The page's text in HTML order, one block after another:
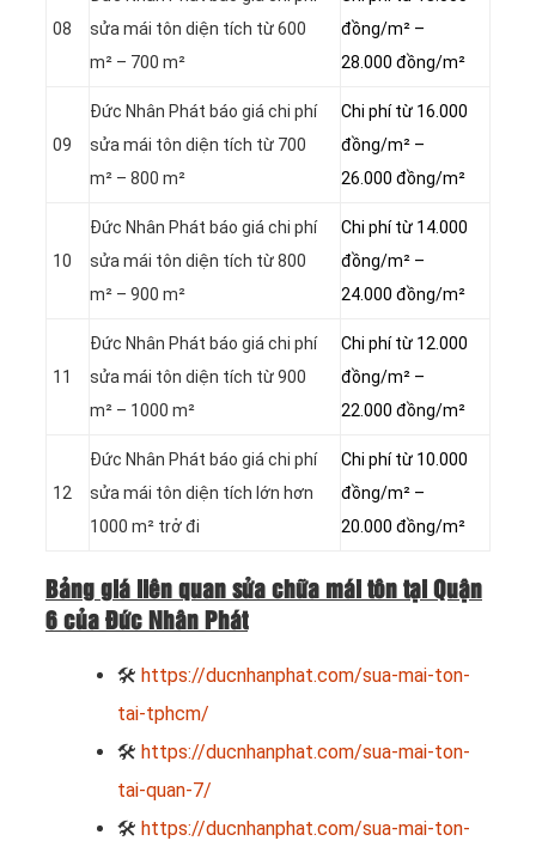
08
sửa mái tôn diện tích từ 600
m² – 700 m²
đồng/m² –
28.000 đồng/m²
09
Đức Nhân Phát báo giá chi phí
sửa mái tôn diện tích từ 700
m² – 800 m²
Chi phí từ 16.000
đồng/m² –
26.000 đồng/m²
10
Đức Nhân Phát báo giá chi phí
sửa mái tôn diện tích từ 800
m² – 900 m²
Chi phí từ 14.000
đồng/m² –
24.000 đồng/m²
11
Đức Nhân Phát báo giá chi phí
sửa mái tôn diện tích từ 900
m² – 1000 m²
Chi phí từ 12.000
đồng/m² –
22.000 đồng/m²
12
Đức Nhân Phát báo giá chi phí
sửa mái tôn diện tích lớn hơn
1000 m² trở đi
Chi phí từ 10.000
đồng/m² –
20.000 đồng/m²
Bảng giá liên quan sửa chữa mái tôn tại Quận
6 của Đức Nhân Phát
🛠 https://ducnhanphat.com/sua-mai-ton-
tai-tphcm/
🛠 https://ducnhanphat.com/sua-mai-ton-
tai-quan-7/
🛠 https://ducnhanphat.com/sua-mai-ton-